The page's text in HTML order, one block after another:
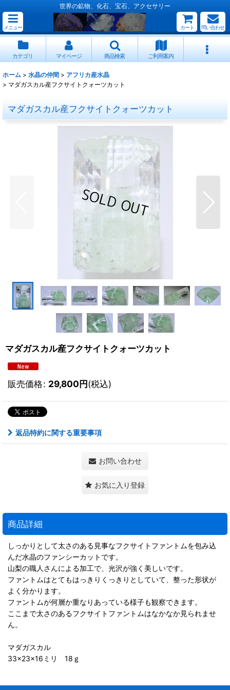
世界の鉱物、化石、宝石、アクセサリー
メニュー カート 問い合わせ
カテゴリ マイページ 商品検索 ご利用案内
ホーム > 水晶の仲間 > アフリカ産水晶
> マダガスカル産フクサイトクォーツカット
マダガスカル産フクサイトクォーツカット
マダガスカル産フクサイトクォーツカット
販売価格: 29,800円(税込)
返品特約に関する重要事項
お問い合わせ
お気に入り登録
商品詳細
しっかりとして太さのある見事なフクサイトファントムを包み込
んだ水晶のファンシーカットです。
山梨の職人さんによる加工で、光沢が強く美しいです。
ファントムはとてもはっきりくっきりとしていて、整った形状が
よく分かります。
ファントムが何層か重なりあっている様子も観察できます。
ここまで太さのあるフクサイトファントムはなかなか見られませ
ん。
マダガスカル
33×23×16ミリ 18ｇ